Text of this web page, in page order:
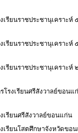
เรียนราชประชานุเคราะห์
เรียนราชประชานุเคราะห์
เรียนราชประชานุเคราะห์
โรงเรียนศรีสังวาลย์ขอนแ
เรียนศรีสังวาลย์ขอนแก่น
เรียนโสตศึกษาจังหวัดขอ